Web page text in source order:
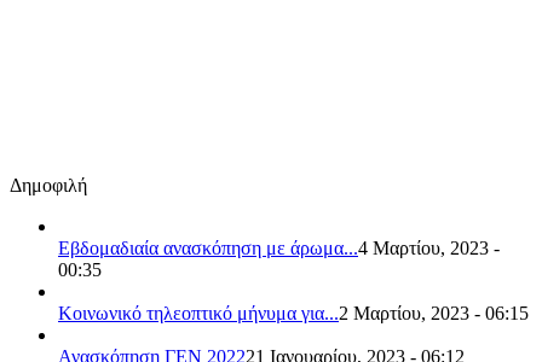
Δημοφιλή
Εβδομαδιαία ανασκόπηση με άρωμα...4 Μαρτίου, 2023 -
00:35
Κοινωνικό τηλεοπτικό μήνυμα για...2 Μαρτίου, 2023 - 06:15
Ανασκόπηση ΓΕΝ 202221 Ιανουαρίου, 2023 - 06:12